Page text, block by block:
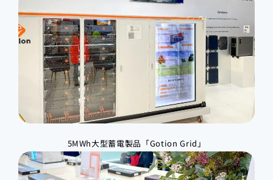
5MWh大型蓄電製品「Gotion Grid」